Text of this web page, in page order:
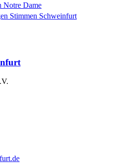
Notre Dame
Stimmen Schweinfurt